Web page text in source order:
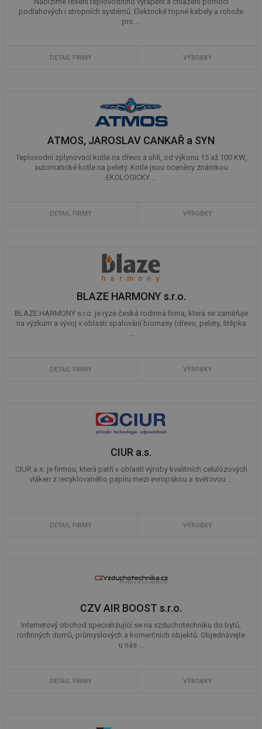
podlahových i stropních systémů. Elektrické topné kabely a rohože
pro ...
DETAIL FIRMY VÝROBKY
ATMOS, JAROSLAV CANKAŘ a SYN
Teplovodní zplynovací kotle na dřevo a uhlí, od výkonu 15 až 100 KW,
automatické kotle na pelety. Kotle jsou oceněny známkou
EKOLOGICKY ...
DETAIL FIRMY VÝROBKY
BLAZE HARMONY s.r.o.
BLAZE HARMONY s.r.o. je ryze česká rodinná firma, která se zaměřuje
na výzkum a vývoj v oblasti spalování biomasy (dřevo, pelety, štěpka
...
DETAIL FIRMY VÝROBKY
CIUR a.s.
CIUR a.s. je firmou, která patří v oblasti výroby kvalitních celulózových
vláken z recyklovaného papíru mezi evropskou a světovou ...
DETAIL FIRMY VÝROBKY
CZV AIR BOOST s.r.o.
Internetový obchod specializující se na vzduchotechniku do bytů,
rodinných domů, průmyslových a komerčních objektů. Objednávejte
u nás ...
DETAIL FIRMY VÝROBKY